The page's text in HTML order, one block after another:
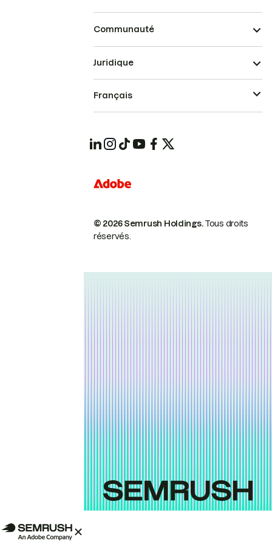
Communauté
© 2026 Semrush Holdings.Tous droits
réservés.
Juridique
Français